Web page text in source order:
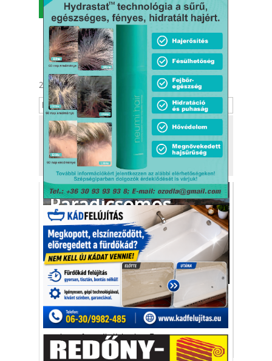
MENÜ
2026. augusztus 6. Berta, Bettina
Tekintse meg
a kiadónk, aKafi Bt.
más tevékenységét is!
Paradicsomos
kajacsata
Kolumbiában
Aktuális
Piros, de nem egy vérfürdő képei: ilyen egy
paradicsomfesztivál.
paradicsomfesztivál Kolumbia Tomatina